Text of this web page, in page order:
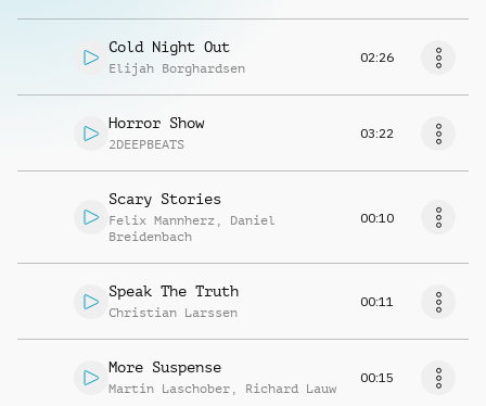
Cold Night Out
Elijah Borghardsen
02:26
Horror Show
2DEEPBEATS
03:22
Scary Stories
Felix Mannherz , Daniel
Breidenbach
00:10
Speak The Truth
Christian Larssen
00:11
More Suspense
Martin Laschober , Richard Lauw
00:15